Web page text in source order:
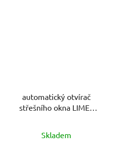
automatický otvírač
střešního okna LIMES
Skladem